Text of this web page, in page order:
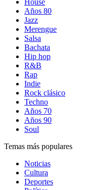
House
Años 80
Jazz
Merengue
Salsa
Bachata
Hip hop
R&B
Rap
Indie
Rock clásico
Techno
Años 70
Años 90
Soul
Temas más populares
Noticias
Cultura
Deportes